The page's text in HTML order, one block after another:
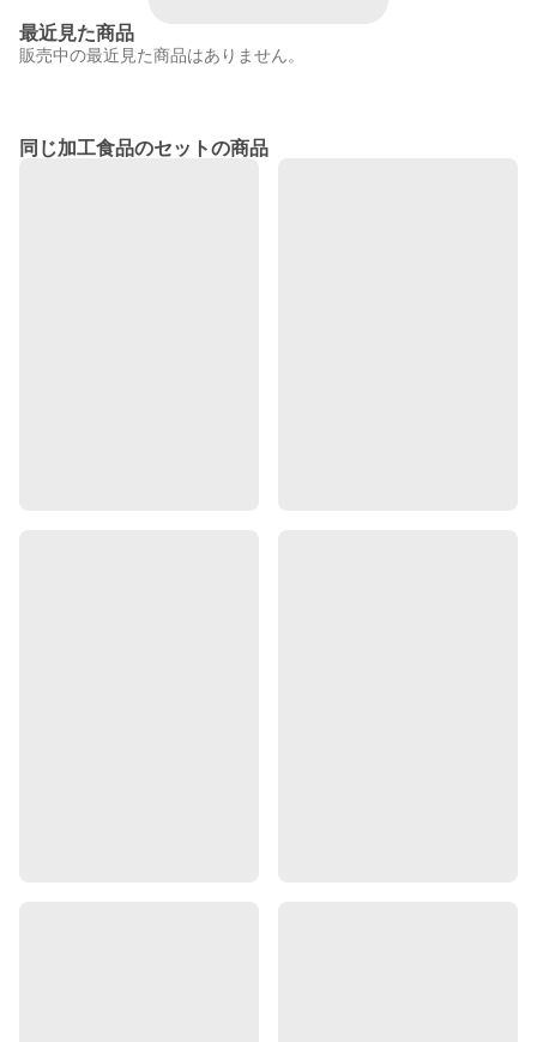
最近見た商品
販売中の最近見た商品はありません。
同じ加工食品のセットの商品